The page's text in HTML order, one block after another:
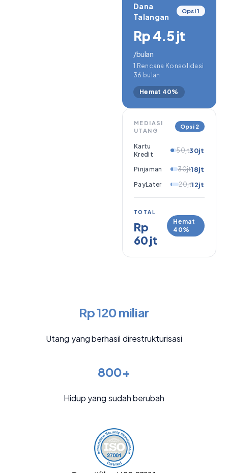
Dana
Talangan
Opsi 1
Rp 4.5 jt
/bulan
1 Rencana Konsolidasi
36 bulan
Hemat 40%
MEDIASI
UTANG
Opsi 2
Kartu
Kredit
50jt30jt
Pinjaman 30jt18jt
PayLater 20jt12jt
TOTAL
Rp
60 jt
Hemat
40%
Rp 120 miliar
Utang yang berhasil direstrukturisasi
800+
Hidup yang sudah berubah